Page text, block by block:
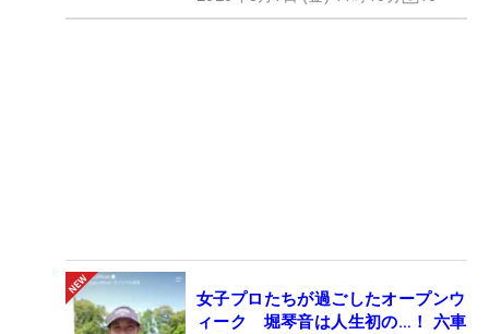
女子プロたちが過ごしたオープンウ
ィーク 堀琴音は人生初の…！ 六車